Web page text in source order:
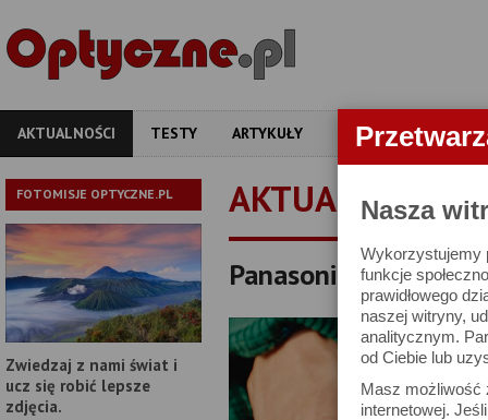
Nasza
Wykorzystujemy
funkcje
prawidłowego
naszej witryny,
analitycznym.
od Ciebie lub
Masz możliwość
internetowej.
AKTUALNOŚCI TESTY ARTYKUŁY APARATY
FOTOMISJE OPTYCZNE.PL
Zwiedzaj z nami świat i
ucz się robić lepsze
zdjęcia.
AKTUALNOŚCI
Panasonic Lumix L10